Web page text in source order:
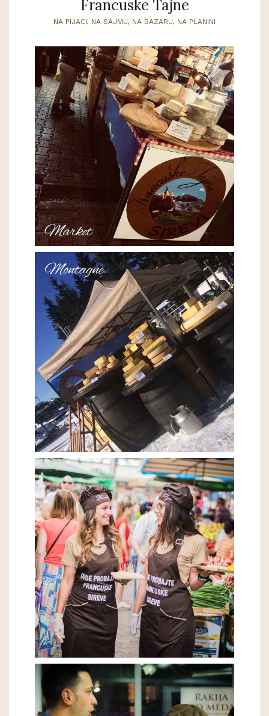
Francuske Tajne
NA PIJACI, NA SAJMU, NA BAZARU, NA PLANINI